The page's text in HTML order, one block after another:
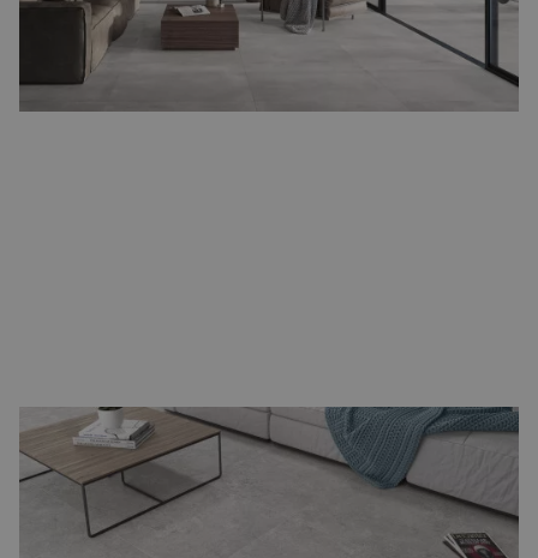
robuuste uitstraling gewenst is. Combineer ze met hout voor
warmte of met staal en glas voor een industriële look.
Groot formaat vloertegels
Wie kiest voor rust en ruimtelijkheid, kiest voorgroot formaat
vloertegels
. Afmetingen zoals 80x80 cm of 120x120 cm zorgen
voor minder voegen en een rustige uitstraling. Perfect voor